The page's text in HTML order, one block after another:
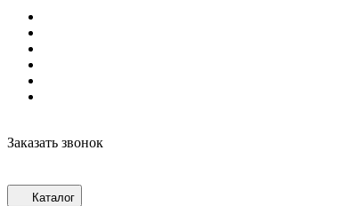
Заказать звонок
Каталог